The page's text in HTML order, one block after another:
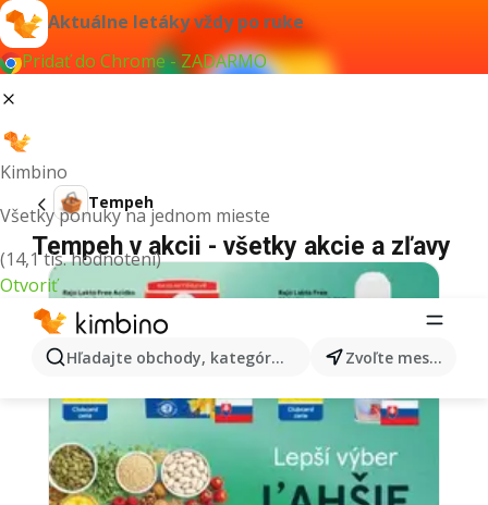
Aktuálne letáky vždy po ruke
Pridať do Chrome - ZADARMO
Kimbino
Všetky ponuky na jednom mieste
(14,1 tis. hodnotení)
Otvoriť
Hľadajte obchody, kategórie, produkty... Zvoľte mesto
Tempeh
Tempeh v akcii - všetky akcie a zľavy